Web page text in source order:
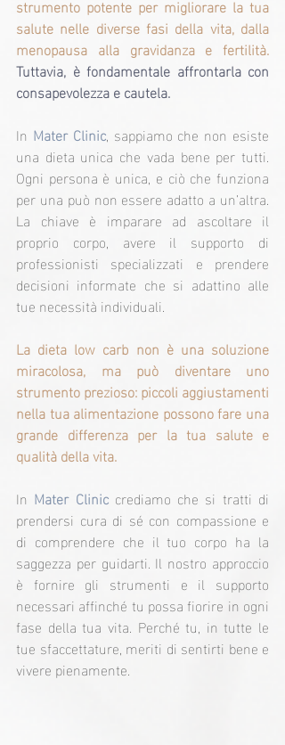
strumento potente per migliorare la tua
salute nelle diverse fasi della vita, dalla
Tuttavia, è fondamentale affrontarla con
consapevolezza e cautela.
In Mater Clinic, sappiamo che non esiste
una dieta unica che vada bene per tutti.
Ogni persona è unica, e ciò che funziona
per una può non essere adatto a un’altra.
La chiave è imparare ad ascoltare il
proprio corpo, avere il supporto di
professionisti specializzati e prendere
decisioni informate che si adattino alle
tue necessità individuali.
La dieta low carb non è una soluzione
miracolosa, ma può diventare uno
strumento prezioso: piccoli aggiustamenti
nella tua alimentazione possono fare una
grande differenza per la tua salute e
qualità della vita.
In Mater Clinic crediamo che si tratti di
prendersi cura di sé con compassione e
di comprendere che il tuo corpo ha la
saggezza per guidarti. Il nostro approccio
è fornire gli strumenti e il supporto
necessari affinché tu possa fiorire in ogni
fase della tua vita. Perché tu, in tutte le
tue sfaccettature, meriti di sentirti bene e
vivere pienamente.